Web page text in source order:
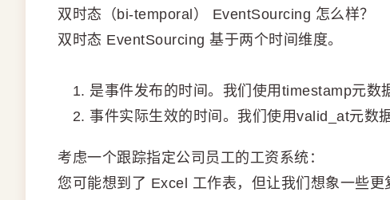
双时态（bi-temporal） EventSourcing 怎么样？
双时态 EventSourcing 基于两个时间维度。
是事件发布的时间。我们使用timestamp元数
事件实际生效的时间。我们使用valid_at元数
考虑一个跟踪指定公司员工的工资系统：
您可能想到了 Excel 工作表，但让我们想象一些